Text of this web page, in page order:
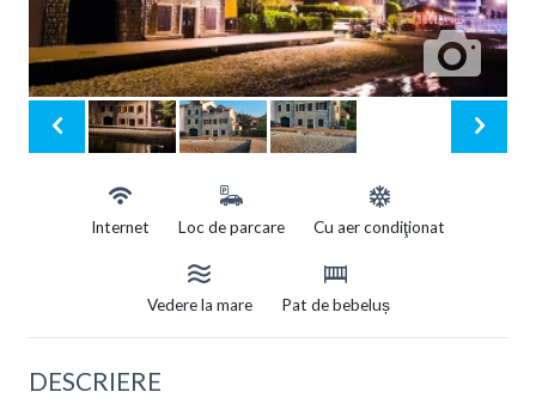
Internet Loc de parcare Cu aer condiţionat
Vedere la mare Pat de bebeluș
DESCRIERE